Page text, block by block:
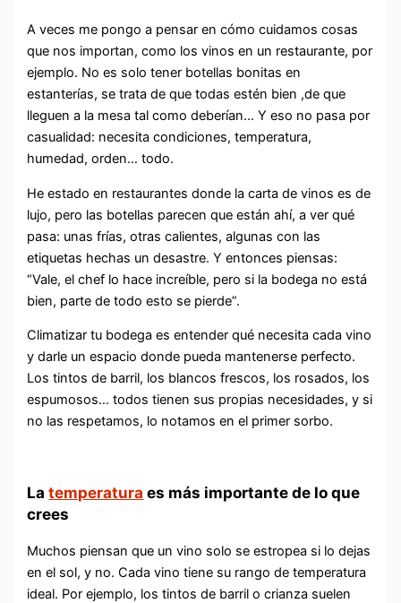
A veces me pongo a pensar en cómo cuidamos cosas
que nos importan, como los vinos en un restaurante, por
ejemplo. No es solo tener botellas bonitas en
estanterías, se trata de que todas estén bien ,de que
lleguen a la mesa tal como deberían… Y eso no pasa por
casualidad: necesita condiciones, temperatura,
humedad, orden… todo.
He estado en restaurantes donde la carta de vinos es de
lujo, pero las botellas parecen que están ahí, a ver qué
pasa: unas frías, otras calientes, algunas con las
etiquetas hechas un desastre. Y entonces piensas:
“Vale, el chef lo hace increíble, pero si la bodega no está
bien, parte de todo esto se pierde”.
Climatizar tu bodega es entender qué necesita cada vino
y darle un espacio donde pueda mantenerse perfecto.
Los tintos de barril, los blancos frescos, los rosados, los
espumosos… todos tienen sus propias necesidades, y si
no las respetamos, lo notamos en el primer sorbo.
Latemperatura es más importante de lo que
crees
Muchos piensan que un vino solo se estropea si lo dejas
en el sol, y no. Cada vino tiene su rango de temperatura
ideal. Por ejemplo, los tintos de barril o crianza suelen